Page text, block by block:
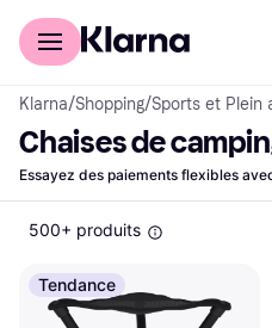
Acheter avec Klarna
Klarna/Shopping/Sports et Plein
Chaises de
Essayez des paiements flexibles
500+ produits
Tendance